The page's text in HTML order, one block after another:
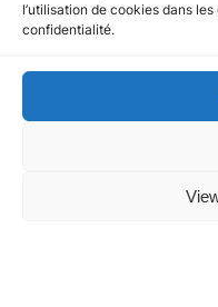
l’utilisation de cookies dans
confidentialité.
ordre